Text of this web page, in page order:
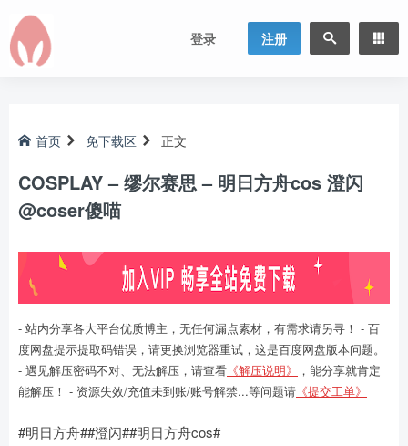
登录 注册
首页 免下载区 正文
COSPLAY – 缪尔赛思 – 明日方舟cos 澄闪
@coser傻喵
- 站内分享各大平台优质博主，无任何漏点素材，有需求请另寻！ - 百
度网盘提示提取码错误，请更换浏览器重试，这是百度网盘版本问题。
- 遇见解压密码不对、无法解压，请查看 《解压说明》
，能分享就肯定
能解压！ - 资源失效/充值未到账/账号解禁...等问题请 《提交工单》
#明日方舟##澄闪##明日方舟cos#